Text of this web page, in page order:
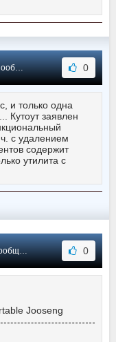
#20 0
и только одна
Кутоут заявлен
с удалением
содержит
утилита с
#19 0
Jooseng